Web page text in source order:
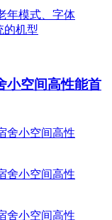
小空间高性能首